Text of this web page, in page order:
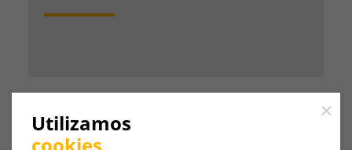
Close
Utilizamos
cookies